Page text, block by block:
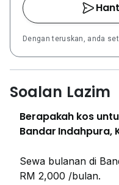
Dengan teruskan, anda
Soalan Lazim
Berapakah kos
Bandar Indahpura,
Sewa bulanan di
RM 2,000 /bulan.